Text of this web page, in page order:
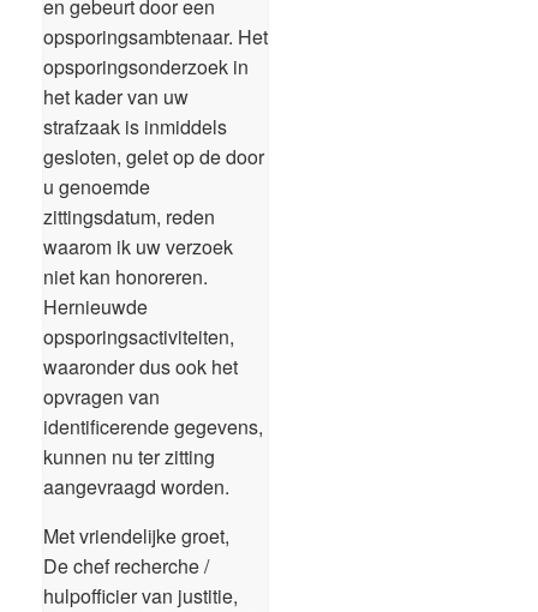
en gebeurt door een
opsporingsambtenaar. Het
opsporingsonderzoek in
het kader van uw
strafzaak is inmiddels
gesloten, gelet op de door
u genoemde
zittingsdatum, reden
waarom ik uw verzoek
niet kan honoreren.
Hernieuwde
opsporingsactiviteiten,
waaronder dus ook het
opvragen van
identificerende gegevens,
kunnen nu ter zitting
aangevraagd worden.
Met vriendelijke groet,
De chef recherche /
hulpofficier van justitie,